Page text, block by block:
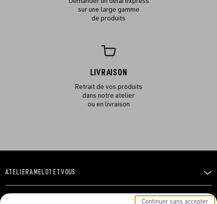
sur une large gamme
de produits
LIVRAISON
Retrait de vos produits
dans notre atelier
ou en livraison
OUVRIR
LE
MENU
ATELIER AMELOT ET VOUS
Continuer sans accepter